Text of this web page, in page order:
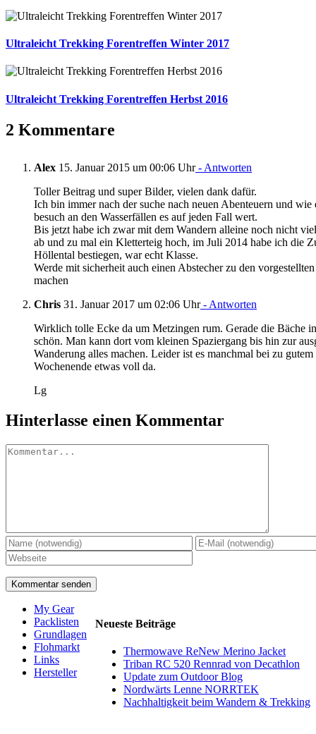
Ultraleicht Trekking Forentreffen Winter 2017
Ultraleicht Trekking Forentreffen Herbst 2016
2 Kommentare
Alex 15. Januar 2015 um 00:06 Uhr- Antworten
Toller Beitrag und super Bilder, vielen dank dafür.
Ich bin immer nach der suche nach neuen Abenteuern und wie
besuch an den Wasserfällen es auf jeden Fall wert.
Bis jetzt habe ich zwar mit dem Wandern alleine noch nicht
ab und zu mal ein Kletterteig hoch, im Juli 2014 habe ich die
Höllental bestiegen, war echt Klasse.
Werde mit sicherheit auch einen Abstecher zu den
machen
Chris 31. Januar 2017 um 02:06 Uhr- Antworten
Wirklich tolle Ecke da um Metzingen rum. Gerade die Bäche
schön. Man kann dort vom kleinen Spaziergang bis hin zur
Wanderung alles machen. Leider ist es manchmal bei zu
Wochenende etwas voll da.
Lg
Hinterlasse einen Kommentar
Kommentar
Neueste Beiträge
Thermowave ReNew Merino Jacket
Triban RC 520 Rennrad von Decathlon
Update zum Outdoor Blog
Nordwärts Lenne NORRTEK
Nachhaltigkeit beim Wandern & Trekking
My Gear
Packlisten
Grundlagen
Flohmarkt
Links
Hersteller